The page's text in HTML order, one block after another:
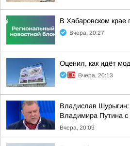
В Хабаровском крае
Вчера, 20:27
Оценил, как идёт
Вчера, 20:13
Владислав
Владимира Путина
Вчера, 20:09